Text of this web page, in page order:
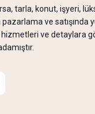
tarla, konut, işyeri,
pazarlama ve satışında
ve detaylara